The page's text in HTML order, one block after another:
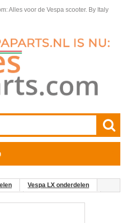
Alles voor de Vespa scooter. By Italy
Vespa LX onderdelen